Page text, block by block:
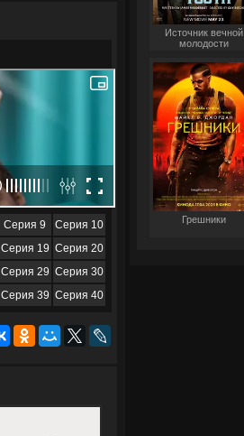
Серия 9
Серия 10
Серия 19 Серия 20
Серия 29 Серия 30
Серия 39 Серия 40
Источник вечной
молодости
Грешники